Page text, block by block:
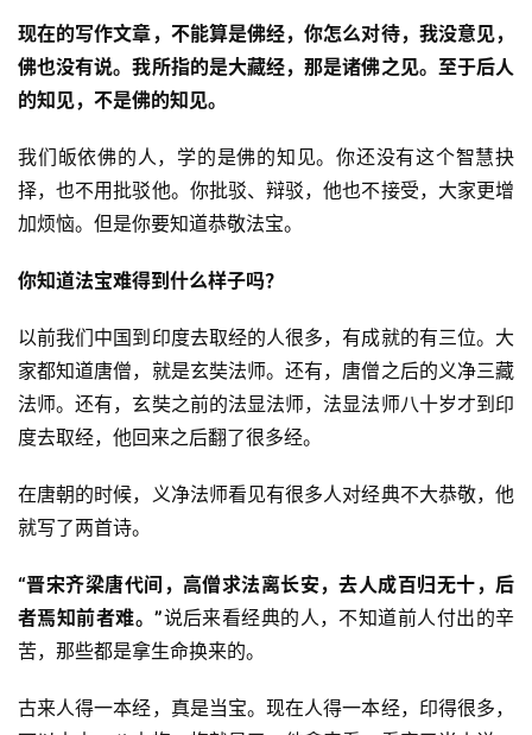
现在的写作文章，不能算是佛经，你怎么对待，我没意见，
佛也没有说。我所指的是大藏经，那是诸佛之见。至于后人
的知见，不是佛的知见。
我们皈依佛的人，学的是佛的知见。你还没有这个智慧抉
择，也不用批驳他。你批驳、辩驳，他也不接受，大家更增
加烦恼。但是你要知道恭敬法宝。
你知道法宝难得到什么样子吗？
以前我们中国到印度去取经的人很多，有成就的有三位。大
家都知道唐僧，就是玄奘法师。还有，唐僧之后的义净三藏
法师。还有，玄奘之前的法显法师，法显法师八十岁才到印
度去取经，他回来之后翻了很多经。
在唐朝的时候，义净法师看见有很多人对经典不大恭敬，他
就写了两首诗。
“晋宋齐梁唐代间，高僧求法离长安，去人成百归无十，后
者焉知前者难。”说后来看经典的人，不知道前人付出的辛
苦，那些都是拿生命换来的。
古来人得一本经，真是当宝。现在人得一本经，印得很多，